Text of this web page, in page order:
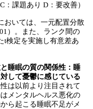
：課題あり D：要改善）
おいては、一元配置分散
）。また、ランク間の
t検定を実施し有意差あ
睡眠の質の関係性：睡
して憂鬱に感じている
は以前より注目されて
メンタルヘルス悪化の
ら起こる睡眠不足がメ